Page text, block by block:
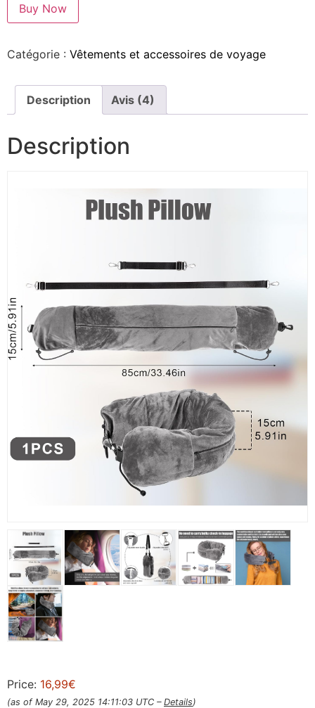
Buy Now
Catégorie : Vêtements et accessoires de voyage
Description Avis (4)
Description
Price: 16,99€
(as of May 29, 2025 14:11:03 UTC – Details)